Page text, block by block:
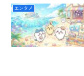
エンタメ